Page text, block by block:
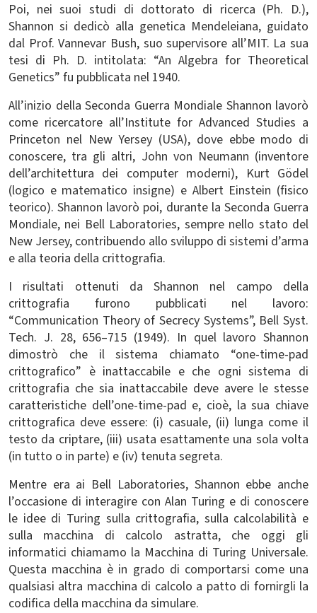
Poi, nei suoi studi di dottorato di ricerca (Ph. D.),
Shannon si dedicò alla genetica Mendeleiana, guidato
dal Prof. Vannevar Bush, suo supervisore all’MIT. La sua
tesi di Ph. D. intitolata: “An Algebra for Theoretical
Genetics” fu pubblicata nel 1940.
All’inizio della Seconda Guerra Mondiale Shannon lavorò
come ricercatore all’Institute for Advanced Studies a
Princeton nel New Yersey (USA), dove ebbe modo di
conoscere, tra gli altri, John von Neumann (inventore
dell’architettura dei computer moderni), Kurt Gödel
(logico e matematico insigne) e Albert Einstein (fisico
teorico). Shannon lavorò poi, durante la Seconda Guerra
Mondiale, nei Bell Laboratories, sempre nello stato del
New Jersey, contribuendo allo sviluppo di sistemi d’arma
e alla teoria della crittografia.
I risultati ottenuti da Shannon nel campo della
crittografia furono pubblicati nel lavoro:
“Communication Theory of Secrecy Systems”, Bell Syst.
Tech. J. 28, 656–715 (1949). In quel lavoro Shannon
dimostrò che il sistema chiamato “one-time-pad
crittografico” è inattaccabile e che ogni sistema di
crittografia che sia inattaccabile deve avere le stesse
caratteristiche dell’one-time-pad e, cioè, la sua chiave
crittografica deve essere: (i) casuale, (ii) lunga come il
testo da criptare, (iii) usata esattamente una sola volta
(in tutto o in parte) e (iv) tenuta segreta.
Mentre era ai Bell Laboratories, Shannon ebbe anche
l’occasione di interagire con Alan Turing e di conoscere
le idee di Turing sulla crittografia, sulla calcolabilità e
sulla macchina di calcolo astratta, che oggi gli
informatici chiamamo la Macchina di Turing Universale.
Questa macchina è in grado di comportarsi come una
qualsiasi altra macchina di calcolo a patto di fornirgli la
codifica della macchina da simulare.